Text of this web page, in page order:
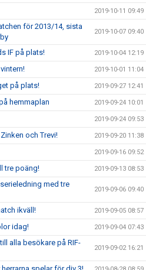
2019-10-11 09:49
för 2013/14, sista
2019-10-07 09:40
IF på plats! 2019-10-04 12:19
2019-10-01 11:04
på plats! 2019-09-27 12:41
hemmaplan 2019-09-24 10:01
2019-09-24 09:53
och Trevi! 2019-09-20 11:38
2019-09-16 09:52
tre poäng! 2019-09-13 08:53
med tre
2019-09-06 09:40
ikväll! 2019-09-05 08:57
idag! 2019-09-04 07:43
alla besökare på RIF-
2019-09-02 16:21